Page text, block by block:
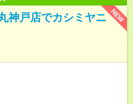
NEW
神戸店でカシミヤニ